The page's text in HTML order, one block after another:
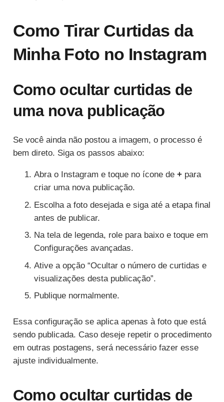
Como Tirar Curtidas da
Minha Foto no Instagram
Como ocultar curtidas de
uma nova publicação
Se você ainda não postou a imagem, o processo é
bem direto. Siga os passos abaixo:
Abra o Instagram e toque no ícone de + para
criar uma nova publicação.
Escolha a foto desejada e siga até a etapa final
antes de publicar.
Na tela de legenda, role para baixo e toque em
Configurações avançadas.
Ative a opção “Ocultar o número de curtidas e
visualizações desta publicação”.
Publique normalmente.
Essa configuração se aplica apenas à foto que está
sendo publicada. Caso deseje repetir o procedimento
em outras postagens, será necessário fazer esse
ajuste individualmente.
Como ocultar curtidas de